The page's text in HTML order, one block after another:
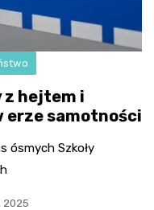
z hejtem i
erze samotności
ósmych Szkoły
2025